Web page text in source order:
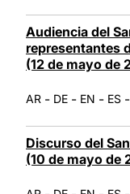
Audiencia del
representantes
(12 de mayo de
AR - DE - EN - ES -
Discurso del
(10 de mayo de